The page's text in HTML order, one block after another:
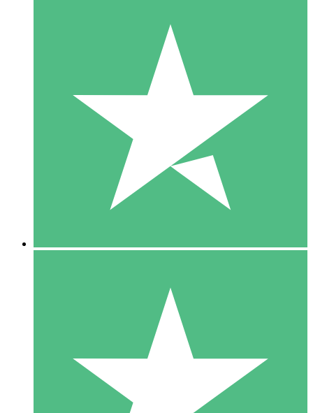
Pacotes de Créditos Individuais
Pague conforme o uso com créditos de download. Sem
1000
10 Downloads
20 00